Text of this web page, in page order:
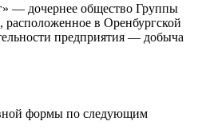
— дочернее общество Группы
в Оренбургской
предприятия — добыча
формы по следующим